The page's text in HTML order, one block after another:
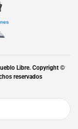
Libre. Copyright ©
reservados